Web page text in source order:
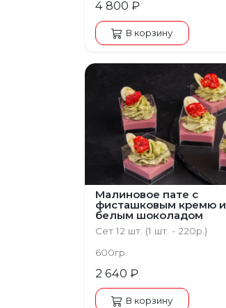
4 800 ₽
В корзину
Малиновое пате с
фисташковым кремю и
белым шоколадом
Сет 12 шт. (1 шт. - 220р.)
600гр.
2 640 ₽
В корзину